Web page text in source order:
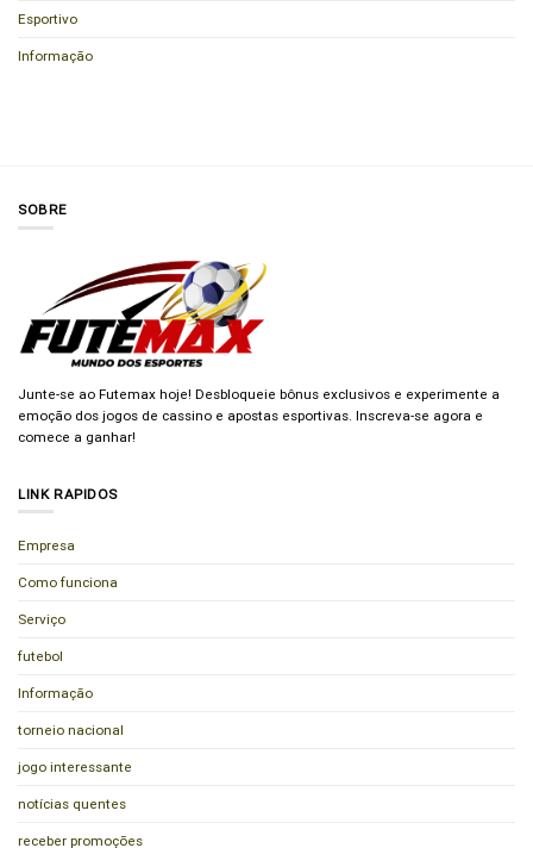
Esportivo
Informação
SOBRE
Junte-se ao Futemax hoje! Desbloqueie bônus exclusivos e experimente a
emoção dos jogos de cassino e apostas esportivas. Inscreva-se agora e
comece a ganhar!
LINK RAPIDOS
Empresa
Como funciona
Serviço
futebol
Informação
torneio nacional
jogo interessante
notícias quentes
receber promoções